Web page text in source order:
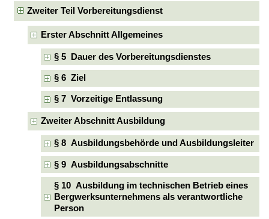
Zweiter Teil Vorbereitungsdienst
Erster Abschnitt Allgemeines
§ 5 Dauer des Vorbereitungsdienstes
§ 6 Ziel
§ 7 Vorzeitige Entlassung
Zweiter Abschnitt Ausbildung
§ 8 Ausbildungsbehörde und Ausbildungsleiter
§ 9 Ausbildungsabschnitte
§ 10 Ausbildung im technischen Betrieb eines
Bergwerksunternehmens als verantwortliche
Person